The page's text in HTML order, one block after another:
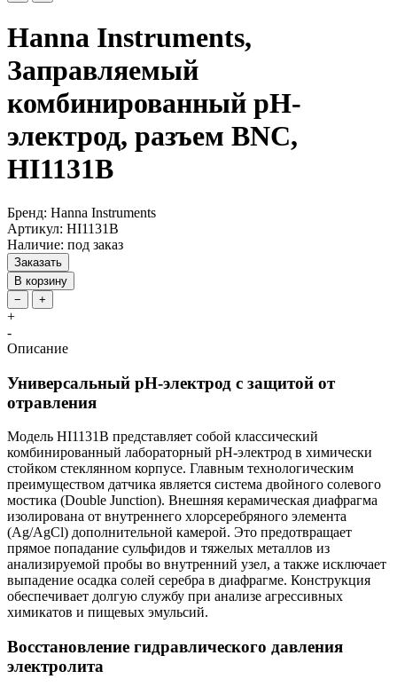
Hanna Instruments,
Заправляемый
комбинированный pH-
электрод, разъем BNC,
HI1131B
Бренд: Hanna Instruments
Артикул: HI1131B
Наличие: под заказ
Заказать
В корзину
−
+
+
-
Описание
Универсальный pH-электрод с защитой от
отравления
Модель HI1131B представляет собой классический
комбинированный лабораторный pH-электрод в химически
стойком стеклянном корпусе. Главным технологическим
преимуществом датчика является система двойного солевого
мостика (Double Junction). Внешняя керамическая диафрагма
изолирована от внутреннего хлорсеребряного элемента
(Ag/AgCl) дополнительной камерой. Это предотвращает
прямое попадание сульфидов и тяжелых металлов из
анализируемой пробы во внутренний узел, а также исключает
выпадение осадка солей серебра в диафрагме. Конструкция
обеспечивает долгую службу при анализе агрессивных
химикатов и пищевых эмульсий.
Восстановление гидравлического давления
электролита